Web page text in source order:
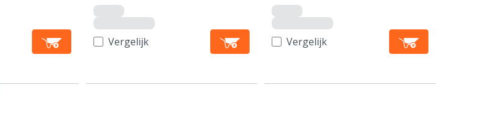
Vergelijk Vergelijk